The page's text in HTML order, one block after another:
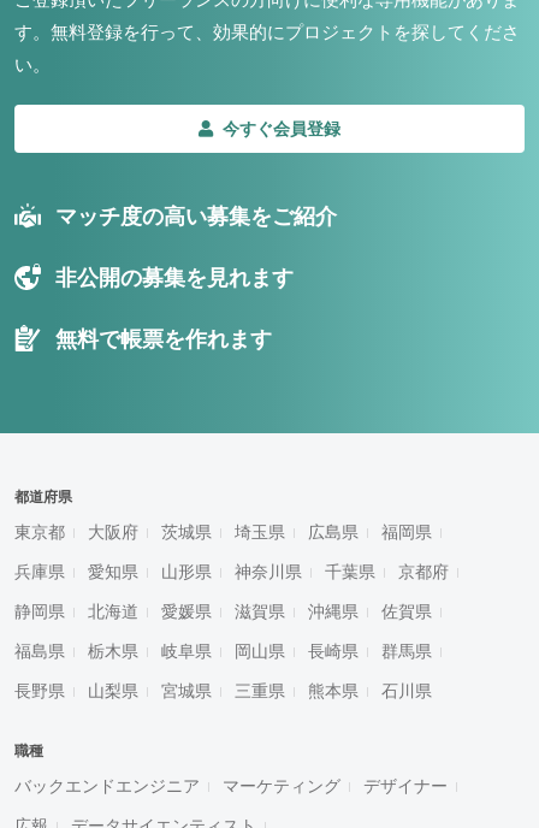
す。 無料登録を行って、効果的にプロジェクトを探してくださ
い。
今すぐ会員登録
マッチ度の高い募集をご紹介
非公開の募集を見れます
無料で帳票を作れます
都道府県
東京都 大阪府 茨城県 埼玉県 広島県 福岡県
兵庫県 愛知県 山形県 神奈川県 千葉県 京都府
静岡県 北海道 愛媛県 滋賀県 沖縄県 佐賀県
福島県 栃木県 岐阜県 岡山県 長崎県 群馬県
長野県 山梨県 宮城県 三重県 熊本県 石川県
職種
バックエンドエンジニア マーケティング デザイナー